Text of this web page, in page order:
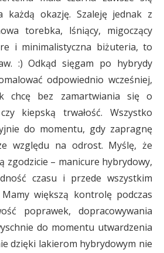
okazję. Szaleję jednak z
torebka, lśniący, migoczący
i minimalistyczna biżuteria, to
:) Odkąd sięgam po hybrydy
odpowiednio wcześniej,
chcę bez zamartwiania się o
kiepską trwałość. Wszystko
do momentu, gdy zapragnę
względu na odrost. Myślę, że
zgodzicie – manicure hybrydowy,
czasu i przede wszystkim
większą kontrolę podczas
poprawek, dopracowywania
do momentu utwardzenia
dzięki lakierom hybrydowym nie